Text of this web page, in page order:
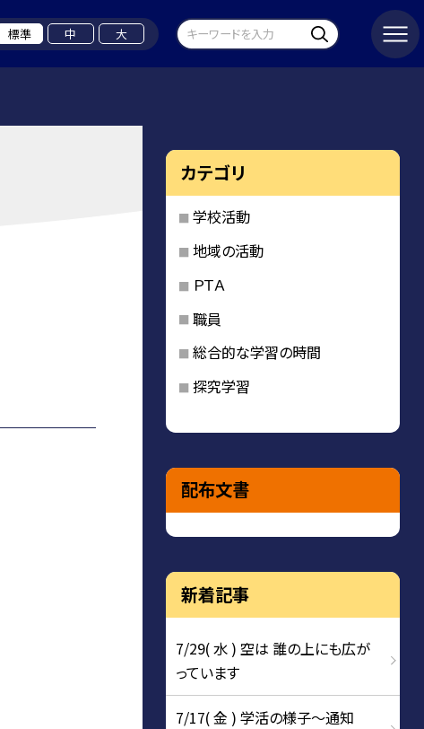
標準 中 大
カテゴリ
学校活動
地域の活動
ＰＴＡ
職員
総合的な学習の時間
探究学習
配布文書
新着記事
7/29( 水 ) 空は 誰の上にも広が
っています
7/17( 金 ) 学活の様子〜通知